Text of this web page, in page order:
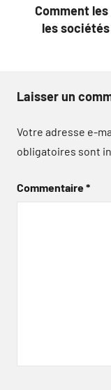
Comment
les
Laisser un
Votre adresse e-
obligatoires sont
Commentaire*